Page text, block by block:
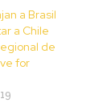
a Brasil
a Chile
de
for